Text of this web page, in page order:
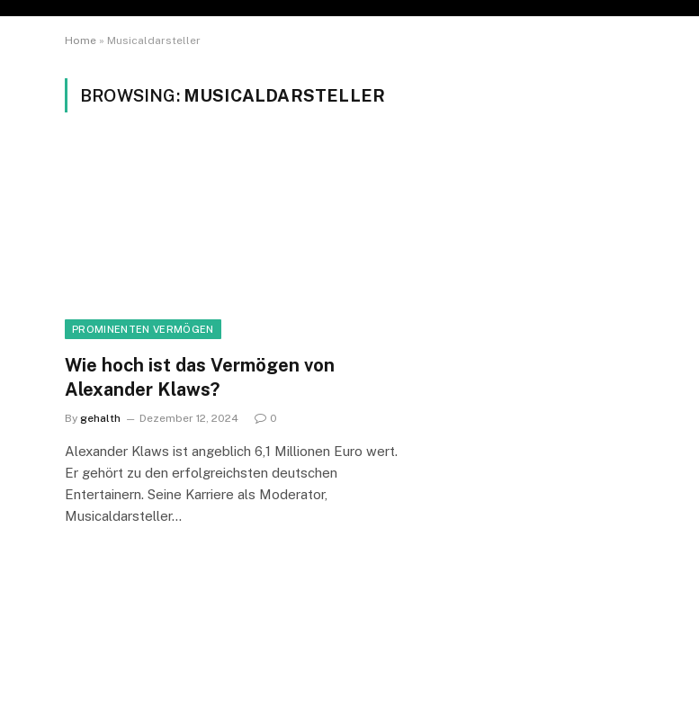
Home » Musicaldarsteller
BROWSING: MUSICALDARSTELLER
PROMINENTEN VERMÖGEN
Wie hoch ist das Vermögen von
Alexander Klaws?
By gehalth Dezember 12, 2024 0
Alexander Klaws ist angeblich 6,1 Millionen Euro wert.
Er gehört zu den erfolgreichsten deutschen
Entertainern. Seine Karriere als Moderator,
Musicaldarsteller…